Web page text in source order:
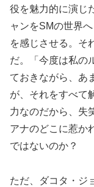
役を魅力的に演じ
ャンをSMの世界
を感じさせる。そ
だ。「今度は私の
ておきながら、あ
が、それをすべて
力なのだから、失
アナのどこに惹か
ではないのか？
ただ、ダコタ・ジ